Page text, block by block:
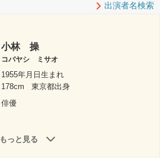
出演者名検索
小林 操
コバヤシ ミサオ
1955年月日生まれ
178cm
東京都出身
俳優
もっと見る